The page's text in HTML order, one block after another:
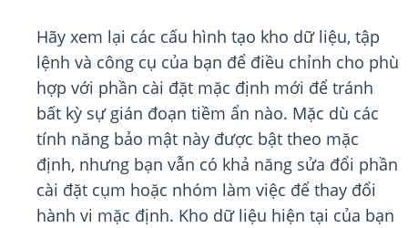
Hãy xem lại các cấu hình tạo kho dữ liệu, tập
lệnh và công cụ của bạn để điều chỉnh cho phù
hợp với phần cài đặt mặc định mới để tránh
bất kỳ sự gián đoạn tiềm ẩn nào. Mặc dù các
tính năng bảo mật này được bật theo mặc
định, nhưng bạn vẫn có khả năng sửa đổi phần
cài đặt cụm hoặc nhóm làm việc để thay đổi
hành vi mặc định. Kho dữ liệu hiện tại của bạn